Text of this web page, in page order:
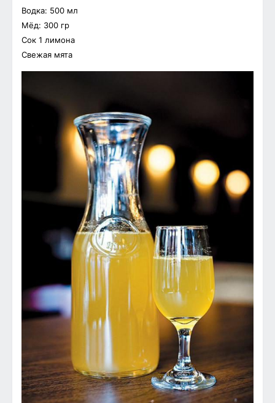
Водка: 500 мл
Мёд: 300 гр
Сок 1 лимона
Свежая мята